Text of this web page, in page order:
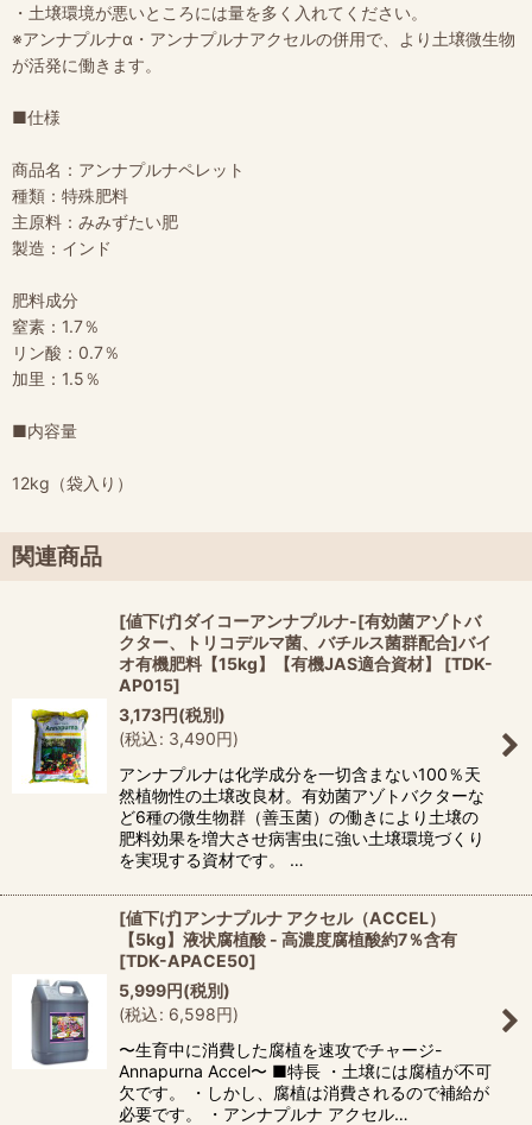
・土壌環境が悪いところには量を多く入れてください。
※アンナプルナα・アンナプルナアクセルの併用で、より土壌微生物
が活発に働きます。
■仕様
商品名：アンナプルナペレット
種類：特殊肥料
主原料：みみずたい肥
製造：インド
肥料成分
窒素：1.7％
リン酸：0.7％
加里：1.5％
■内容量
12kg（袋入り）
関連商品
[値下げ]ダイコーアンナプルナ-[有効菌アゾトバ
クター、トリコデルマ菌、バチルス菌群配合]バイ
オ有機肥料【15kg】【有機JAS適合資材】
[TDK-
AP015]
3,173円(税別)
(税込: 3,490円)
アンナプルナは化学成分を一切含まない100％天
然植物性の土壌改良材。有効菌アゾトバクターな
ど6種の微生物群（善玉菌）の働きにより土壌の
肥料効果を増大させ病害虫に強い土壌環境づくり
を実現する資材です。 …
[値下げ]アンナプルナ アクセル（ACCEL）
【5kg】液状腐植酸 - 高濃度腐植酸約7％含有
[TDK-APACE50]
5,999円(税別)
(税込: 6,598円)
〜生育中に消費した腐植を速攻でチャージ-
Annapurna Accel〜 ■特長 ・土壌には腐植が不可
欠です。 ・しかし、腐植は消費されるので補給が
必要です。 ・アンナプルナ アクセル…